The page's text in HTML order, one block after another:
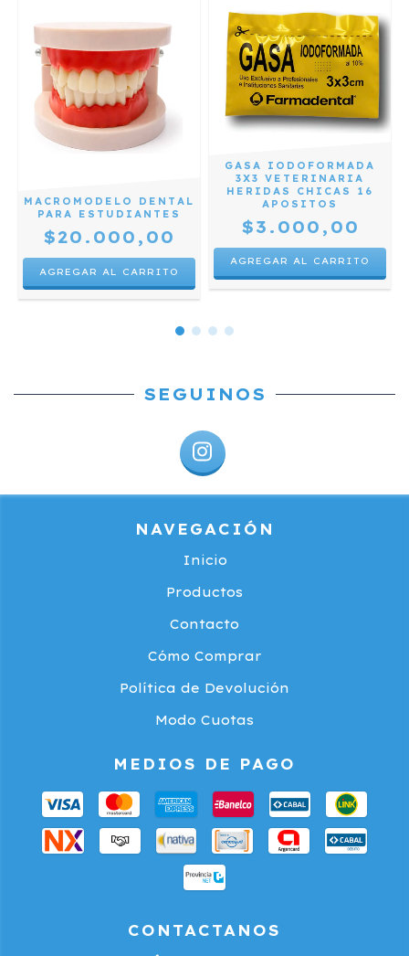
MACROMODELO DENTAL
PARA ESTUDIANTES
$20.000,00
GASA IODOFORMADA
3X3 VETERINARIA
HERIDAS CHICAS 16
APOSITOS
$3.000,00
SEGUINOS
NAVEGACIÓN
Inicio
Productos
Contacto
Cómo Comprar
Política de Devolución
Modo Cuotas
MEDIOS DE PAGO
CONTACTANOS